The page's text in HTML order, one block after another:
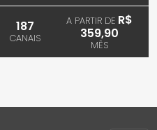
187
CANAIS
A PARTIR DE R$
359,90
MÊS